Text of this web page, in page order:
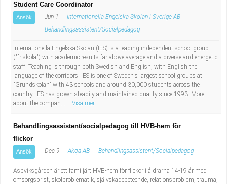
Student Care Coordinator
Ansök Jun 1
Internationella Engelska Skolan i Sverige AB
Behandlingsassistent/Socialpedagog
Internationella Engelska Skolan (IES) is a leading independent school group
("friskola") with academic results far above average and a diverse and energetic
staff. Teaching is through both Swedish and English, with English the
language of the corridors. IES is one of Sweden's largest school groups at
"Grundskolan" with 43 schools and around 30,000 students across the
country. IES has grown steadily and maintained quality since 1993. More
about the compan...
Visa mer
Behandlingsassistent/socialpedagog till HVB-hem för
flickor
Ansök Dec 9 Akqa AB Behandlingsassistent/Socialpedagog
Aspviksgården är ett familjärt HVB-hem för flickor i åldrarna 14-19 år med
omsorgsbrist, skolproblematik, självskadebeteende, relationsproblem, trauma,